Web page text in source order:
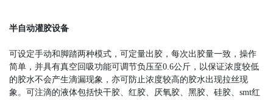
半自动灌胶设备
可设定手动和脚踏两种模式，可定量出胶，每次出胶量一致，操作
简单，并具有真空回吸功能可调节负压至0.6公斤，以保证浓度较低
的胶水不会产生滴漏现象，亦可防止浓度较高的胶水出现拉丝现
象。可注滴的液体包括快干胶、红胶、厌氧胶、黑胶、硅胶、smt红